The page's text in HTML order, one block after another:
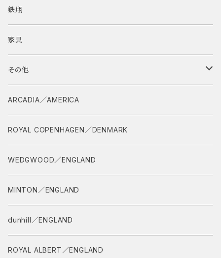
鉄瓶
家具
その他
茶道具
茶杓
ARCADIA／AMERICA
ROYAL COPENHAGEN／DENMARK
WEDGWOOD／ENGLAND
MINTON／ENGLAND
dunhill／ENGLAND
ROYAL ALBERT／ENGLAND